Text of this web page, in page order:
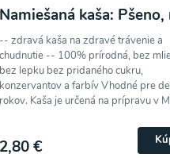
Namiešaná kaša: Pšeno,
-- zdravá kaša na zdravé trávenie a
chudnutie -- 100% prírodná, bez
bez lepku bez pridaného cukru,
konzervantov a farbív Vhodné pre
rokov. Kaša je určená na prípravu v
2,80 €